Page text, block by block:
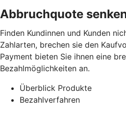
Abbruchquote
Finden Kundinnen und Kunden
Zahlarten, brechen sie den
Payment bieten Sie ihnen eine
Bezahlmöglichkeiten an.
Überblick Produkte
Bezahlverfahren